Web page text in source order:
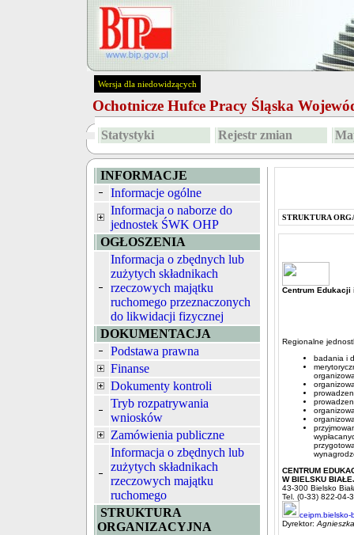
Wersja dla niedowidzących
Ochotnicze Hufce Pracy Śląska
Statystyki Rejestr zmian
INFORMACJE
Informacje ogólne
Informacja o naborze do
jednostek ŚWK OHP
OGŁOSZENIA
Informacja o zbędnych lub
zużytych składnikach
rzeczowych majątku
ruchomego przeznaczonych
do likwidacji fizycznej
DOKUMENTACJA
Podstawa prawna
Finanse
Dokumenty kontroli
Tryb rozpatrywania
wniosków
Zamówienia publiczne
Informacja o zbędnych lub
zużytych składnikach
rzeczowych majątku
ruchomego
STRUKTURA
ORGANIZACYJNA
STRUKTURA
Centrum Edukacji
Regionalne
badania i
CENTRUM
W BIELSKU
43-300 Bielsko
Tel. (0-33) 822-04-
Dyrektor: